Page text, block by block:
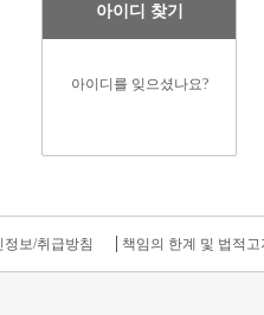
아이디 찾기
아이디를 잊으셨나요?
정보/취급방침 책임의 한계 및 법적고